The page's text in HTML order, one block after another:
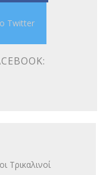
Twitter
Τρικαλινοί